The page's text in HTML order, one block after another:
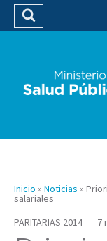
Buscar
Inicio » Noticias »
salariales
PARITARIAS 2014
7